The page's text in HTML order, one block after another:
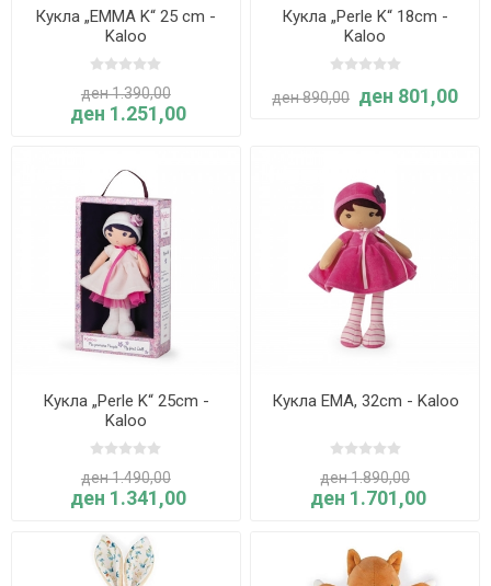
Кукла „EMMA K“ 25 cm -
Kaloo
ден 1.390,00
ден 1.251,00
Кукла „Perle K“ 18cm -
Kaloo
ден 890,00 ден 801,00
Кукла „Perle K“ 25cm -
Kaloo
ден 1.490,00
ден 1.341,00
Кукла EMA, 32cm - Kaloo
ден 1.890,00
ден 1.701,00